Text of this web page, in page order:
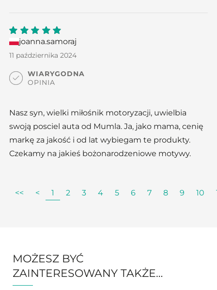
5out
of 5
joanna.samoraj
11 października 2024
WIARYGODNA
OPINIA
Nasz syn, wielki miłośnik motoryzacji, uwielbia
swoją posciel auta od Mumla. Ja, jako mama, cenię
markę za jakość i od lat wybiegam te produkty.
Czekamy na jakieś bożonarodzeniowe motywy.
<< < 1 2 3 4 5 6 7 8 9 10
MOŻESZ BYĆ
ZAINTERESOWANY TAKŻE…